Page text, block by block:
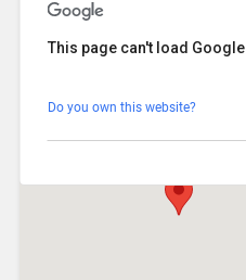
Veranstaltungen
This page can't load
Do you own this website?